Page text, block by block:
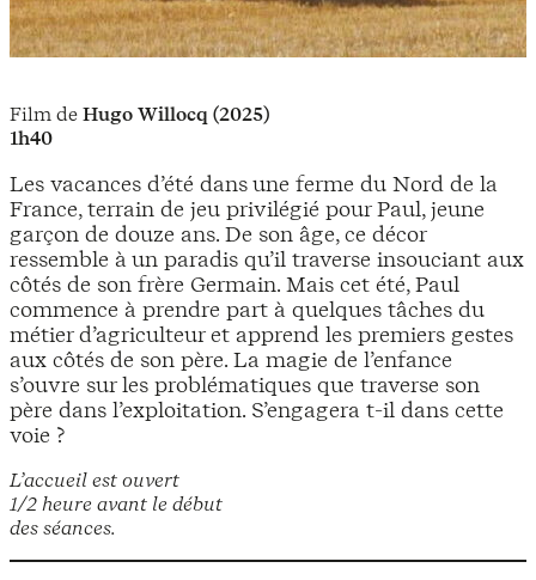
L’accueil est ouvert
1/2 heure avant le début
des séances.
Film de Hugo Willocq (2025)
1h40
Les vacances d’été dans une ferme du Nord de la
France, terrain de jeu privilégié pour Paul, jeune
garçon de douze ans. De son âge, ce décor
ressemble à un paradis qu’il traverse insouciant aux
côtés de son frère Germain. Mais cet été, Paul
commence à prendre part à quelques tâches du
métier d’agriculteur et apprend les premiers gestes
aux côtés de son père. La magie de l’enfance
s’ouvre sur les problématiques que traverse son
père dans l’exploitation. S’engagera t-il dans cette
voie ?